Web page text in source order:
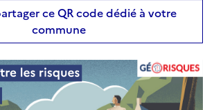
ce QR code dédié à votre
commune